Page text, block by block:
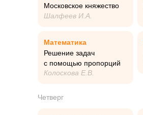
Четверг
Московское княжество
Шалфеев И.А.
Математика
Решение задач
с помощью пропорций
Колоскова Е.В.